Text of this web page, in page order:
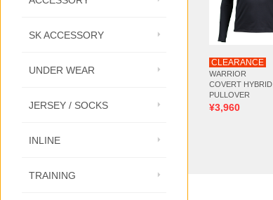
SK ACCESSORY
UNDER WEAR
JERSEY / SOCKS
INLINE
TRAINING
CLEARANCE
WARRIOR
COVERT HYBRID
PULLOVER
¥3,960